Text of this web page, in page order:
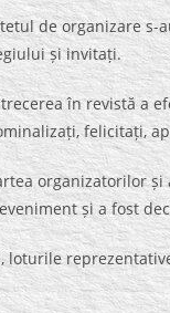
de organizare
și invitați.
în revistă a
felicitați,
organizatorilor
și a fost
loturile